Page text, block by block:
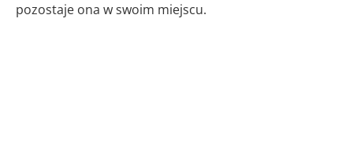
pozostaje ona w swoim miejscu.